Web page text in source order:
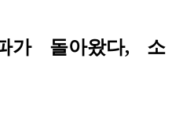
가 돌아왔다, 소